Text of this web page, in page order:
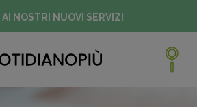
NOSTRI NUOVI SERVIZI